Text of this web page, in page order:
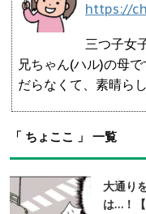
https://
三つ子女
兄ちゃん(ハル)の母
だらなくて、素晴ら
「 ちょここ 」 一覧
大通り
は…！